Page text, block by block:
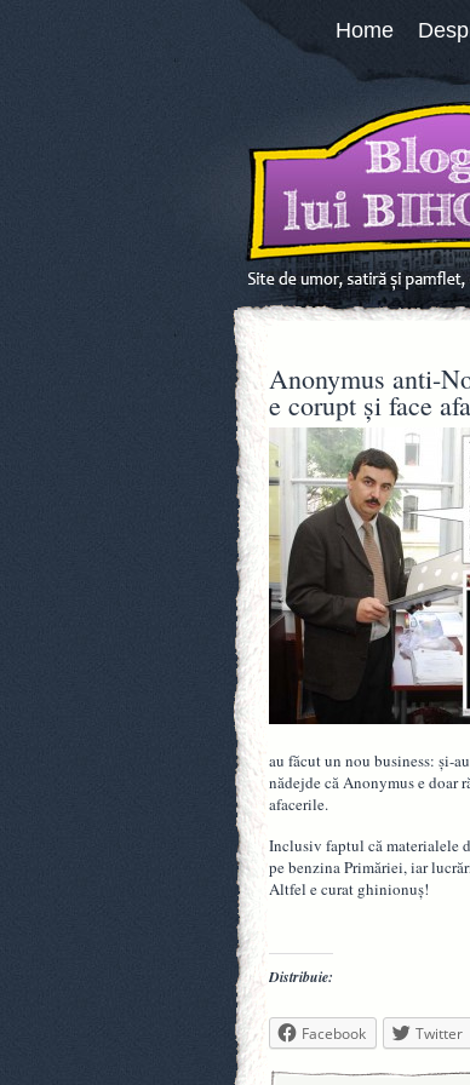
Home
Anonymus anti-
e corupt și face
au făcut un nou business: şi-
nădejde că Anonymus e doar
afacerile.
Inclusiv faptul că materialele
pe benzina Primăriei, iar
Altfel e curat ghinionuş!
Distribuie:
Facebook Twitter